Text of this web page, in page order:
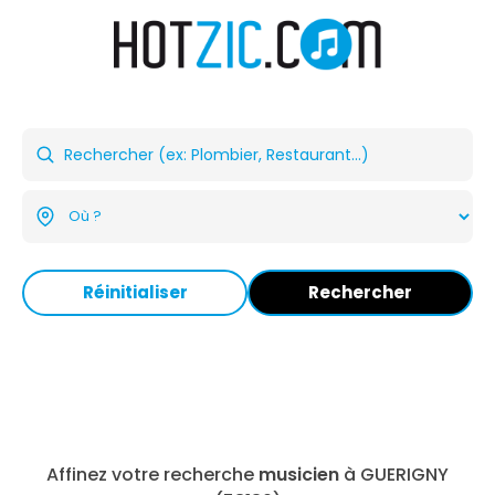
Réinitialiser Rechercher
Affinez votre recherche musicien à GUERIGNY